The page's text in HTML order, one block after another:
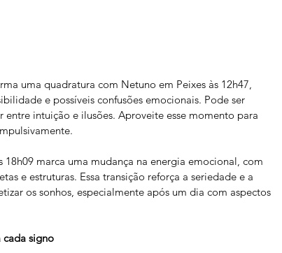
uma quadratura com Netuno em Peixes às 12h47,
e possíveis confusões emocionais. Pode ser
intuição e ilusões. Aproveite esse momento para
marca uma mudança na energia emocional, com
e estruturas. Essa transição reforça a seriedade e a
os sonhos, especialmente após um dia com aspectos
signo